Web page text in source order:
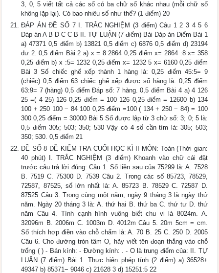
3, 0, 5 viết tất cả các số có ba chữ số khác nhau (mỗi chữ số
không lặp lại). Có bao nhiêu số như thế? (1 điểm) 20
ĐÁP ÁN ĐỀ SỐ 7 I. TRẮC NGHIỆM (3 điểm) Câu 1 2 3 4 5 6
Đáp án A B D C C B II. TỰ LUẬN (7 điểm) Bài Đáp án Điểm Bài 1
a) 47371 0,5 điểm b) 13821 0,5 điểm c) 6876 0,5 điểm d) 23194
dư 2. 0,5 điểm Bài 2 a) x = 8 2864 0,25 điểm x= 2864 :8 x= 358
0,25 điểm b) x :5= 1232 0,25 điểm x= 1232 5 x= 6160 0,25 điểm
Bài 3 Số chiếc ghế xếp thành 1 hàng là: 0,25 điểm 45:5= 9
(chiếc) 0,5 điểm 63 chiếc ghế xếp được số hàng là: 0,25 điểm
63:9= 7 (hàng) 0,5 điểm Đáp số: 7 hàng. 0,5 điểm Bài 4 a) 4 126
25 =( 4 25) 126 0,25 điểm = 100 126 0,25 điểm = 12600 b) 134
100 + 250 100 − 84 100 0,25 điểm =100 ( 134 + 250 − 84) = 100
300 0,25 điểm = 30000 Bài 5 Số được lập từ 3 chữ số: 3; 0; 5 là:
0,5 điểm 305; 503; 350; 530 Vậy có 4 số cần tìm là: 305; 503;
350; 530. 0,5 điểm 21
ĐỀ SỐ 8 ĐỀ KIỂM TRA CUỐI HỌC KÌ II MÔN: Toán (Thời gian:
40 phút) I. TRẮC NGHIỆM (3 điểm) Khoanh vào chữ cái đặt
trước câu trả lời đúng: Câu 1. Số liền sau của 75299 là: A. 7528
B. 7519 C. 75300 D. 7539 Câu 2. Trong các số 85723, 78529,
72587, 87525, số lớn nhất là: A. 85723 B. 78529 C. 72587 D.
87525 Câu 3. Trong cùng một năm, ngày 9 tháng 3 là ngày thứ
năm. Ngày 20 tháng 3 là: A. thứ hai B. thứ ba C. thứ tư D. thứ
năm Câu 4. Tính cạnh hình vuông biết chu vi là 8024m. A.
32096m B. 2006m C. 1003m D. 4012m Câu 5. 20m 5cm = cm.
Số thích hợp điền vào chỗ chấm là: A. 70 B. 25 C. 250 D. 2005
Câu 6. Cho đường tròn tâm O, hãy viết tên đoạn thẳng vào chỗ
trống ( ) - Bán kính: - Đường kính: . - O là trung điểm của: II. TỰ
LUẬN (7 điểm) Bài 1. Thực hiện phép tính (2 điểm) a) 36528+
49347 b) 85371− 9046 c) 21628 3 d) 15251:5 22